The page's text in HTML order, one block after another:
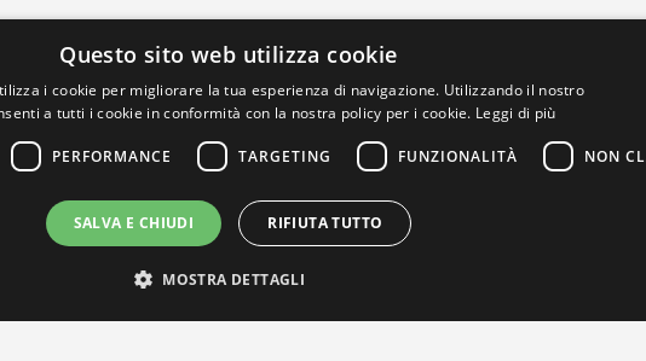
Questo sito web utilizza cookie
i cookie per migliorare la tua esperienza di navigazione. Utilizzando il nostro
a tutti i cookie in conformità con la nostra policy per i cookie. Leggi di più
PERFORMANCE TARGETING FUNZIONALITÀ NON
SALVA E CHIUDI RIFIUTA TUTTO
MOSTRA DETTAGLI